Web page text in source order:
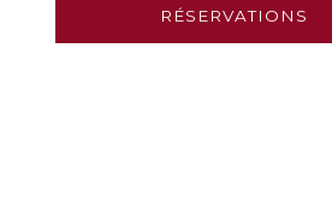
RÉSERVATIONS